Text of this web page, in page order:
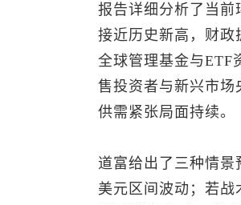
报告详细分析了当前
接近历史新高，财政
全球管理基金与ETF
售投资者与新兴市
供需紧张局面持续。
道富给出了三种情景
美元区间波动；若战